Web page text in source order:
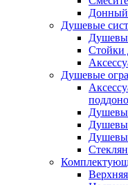
Донный
Душевые
Стойки
Душевые